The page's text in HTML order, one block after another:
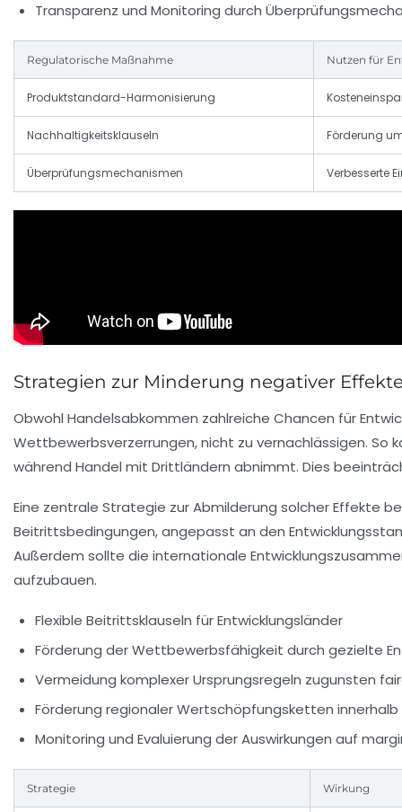
Transparenz und Monitoring durch
Regulatorische Maßnahme Nutzen für
Produktstandard-Harmonisierung
Nachhaltigkeitsklauseln Förderung
Überprüfungsmechanismen Verbesserte
Strategien zur Minderung negativer
Obwohl Handelsabkommen zahlreiche Chancen für
Wettbewerbsverzerrungen, nicht zu vernachlässigen. So
während Handel mit Drittländern abnimmt. Dies
Eine zentrale Strategie zur Abmilderung solcher Effekte
Beitrittsbedingungen, angepasst an den
Außerdem sollte die internationale
aufzubauen.
Flexible Beitrittsklauseln für Entwicklungsländer
Förderung der Wettbewerbsfähigkeit durch gezielte
Vermeidung komplexer Ursprungsregeln zugunsten
Förderung regionaler Wertschöpfungsketten innerhalb
Monitoring und Evaluierung der Auswirkungen auf
Strategie Wirkung